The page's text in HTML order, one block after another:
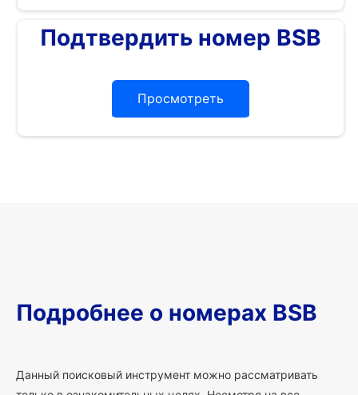
Подтвердить номер BSB
Просмотреть
Подробнее о номерах BSB
Данный поисковый инструмент можно рассматривать